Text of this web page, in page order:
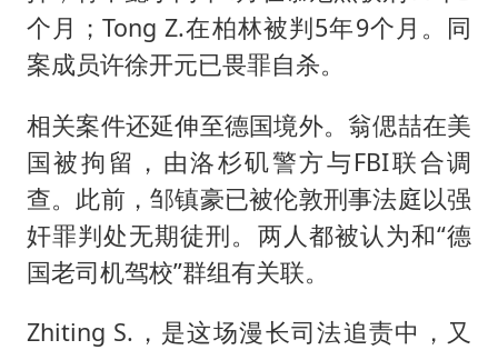
个月；Tong Z.在柏林被判5年9个月。同
案成员许徐开元已畏罪自杀。
相关案件还延伸至德国境外。翁偲喆在美
国被拘留，由洛杉矶警方与FBI联合调
查。此前，邹镇豪已被伦敦刑事法庭以强
奸罪判处无期徒刑。两人都被认为和“德
国老司机驾校”群组有关联。
Zhiting S.，是这场漫长司法追责中，又